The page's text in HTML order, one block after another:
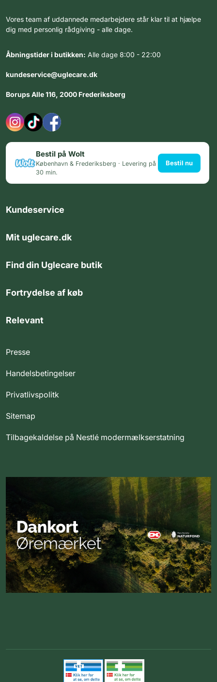
Vores team af uddannede medarbejdere står klar til at hjælpe
dig med personlig rådgiving - alle dage.
Åbningstider i butikken: Alle dage 8:00 - 22:00
kundeservice@uglecare.dk
Borups Alle 116, 2000 Frederiksberg
Bestil på Wolt
København & Frederiksberg · Levering på
30 min.
Bestil nu
Kundeservice
Mit uglecare.dk
Find din Uglecare butik
Fortrydelse af køb
Relevant
Presse
Handelsbetingelser
Privatlivspolitk
Sitemap
Tilbagekaldelse på Nestlé modermælkserstatning